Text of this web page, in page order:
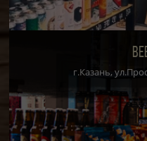
г.Казань,